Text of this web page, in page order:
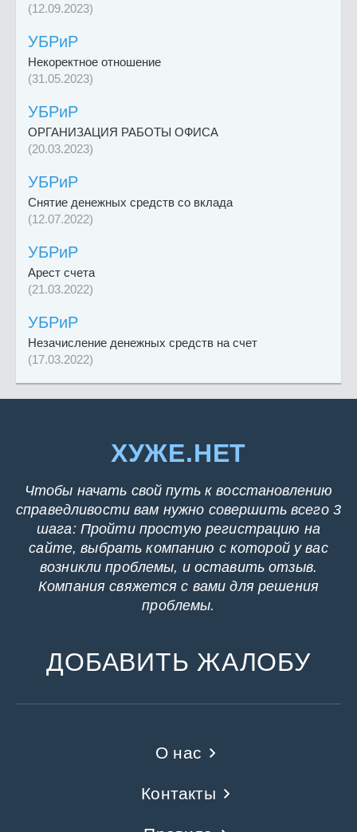
(12.09.2023)
УБРиР
Некоректное отношение
(31.05.2023)
УБРиР
ОРГАНИЗАЦИЯ РАБОТЫ ОФИСА
(20.03.2023)
УБРиР
Снятие денежных средств со вклада
(12.07.2022)
УБРиР
Арест счета
(21.03.2022)
УБРиР
Незачисление денежных средств на счет
(17.03.2022)
ХУЖЕ.НЕТ
Чтобы начать свой путь к восстановлению
справедливости вам нужно совершить всего 3
шага: Пройти простую регистрацию на
сайте, выбрать компанию с которой у вас
возникли проблемы, и оставить отзыв.
Компания свяжется с вами для решения
проблемы.
ДОБАВИТЬ ЖАЛОБУ
О нас
Контакты